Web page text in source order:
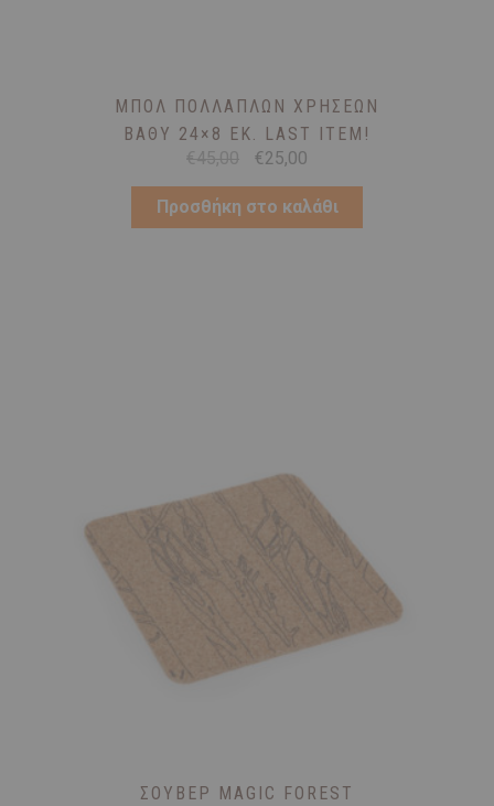
ΜΠΟΛ ΠΟΛΛΑΠΛΏΝ ΧΡΉΣΕΩΝ
ΒΑΘΎ 24×8 ΕΚ. LAST ITEM!
€45,00
Original
was:
€45,00.
€25,00Η
τιμή
είναι:
Προσθήκη στο καλάθι
ΣΟΥΒΈΡ MAGIC FOREST